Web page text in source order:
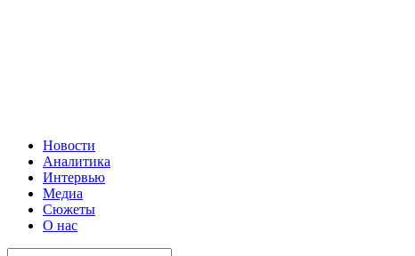
Новости
Аналитика
Интервью
Медиа
Сюжеты
О нас